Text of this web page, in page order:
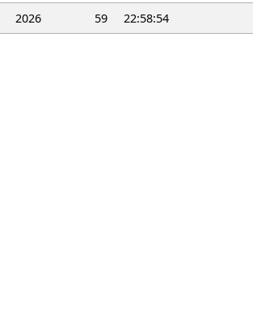
2026 59 22:58:54